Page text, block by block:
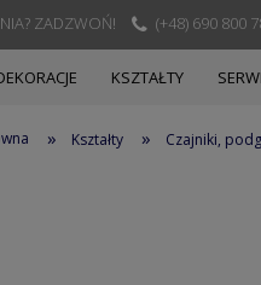
ZADZWOŃ! (+48) 690 800
KSZTAŁTY
» Kształty » Czajniki,